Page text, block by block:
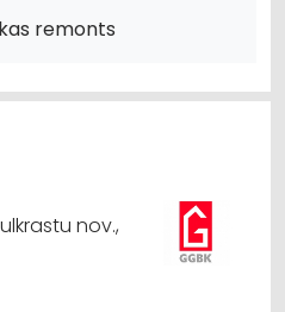
TEHNIKA
INSTRUMENTI
IERĪCES
PROFESIONĀLĀ
remonts
nov.,